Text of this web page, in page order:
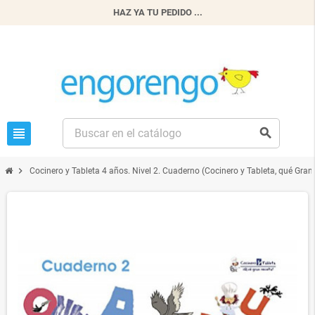
HAZ YA TU PEDIDO ...
view_headline search
chevron_right Cocinero y Tableta 4 años. Nivel 2. Cuaderno (Cocinero y Tableta, qué